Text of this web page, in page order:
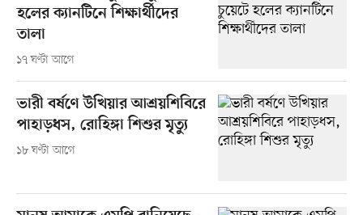
হলের ক্যানটিনে শিক্ষার্থীদের
তালা
১৭ ঘণ্টা আগে
ভারী বর্ষণে উখিয়ার আশ্রয়শিবিরে
পাহাড়ধস, রোহিঙ্গা শিশুর মৃত্যু
১৮ ঘণ্টা আগে